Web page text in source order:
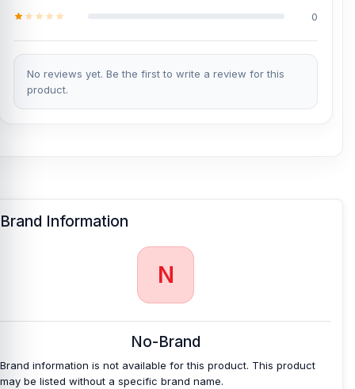
0
No reviews yet. Be the first to write a review for this
product.
Brand Information
N
No-Brand
Brand information is not available for this product. This product
may be listed without a specific brand name.